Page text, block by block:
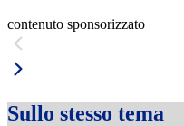
contenuto sponsorizzato
Sullo stesso tema